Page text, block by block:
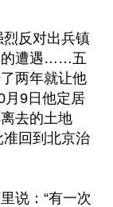
反对出兵镇
的遭遇……五
两年就让他
月9日他定居
去的土地
回到北京治
说：“有一次